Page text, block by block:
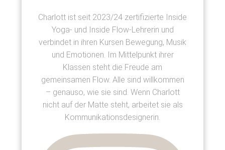
Charlott ist seit 2023/24 zertifizierte Inside
Yoga- und Inside Flow-Lehrerin und
verbindet in ihren Kursen Bewegung, Musik
und Emotionen. Im Mittelpunkt ihrer
Klassen steht die Freude am
gemeinsamen Flow. Alle sind willkommen
– genauso, wie sie sind. Wenn Charlott
nicht auf der Matte steht, arbeitet sie als
Kommunikationsdesignerin.